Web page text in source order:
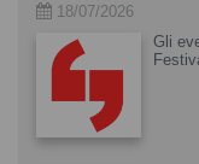
18/07/2026
Gli